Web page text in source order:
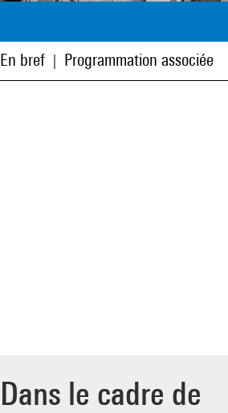
En bref Programmation associée
Dans le cadre de